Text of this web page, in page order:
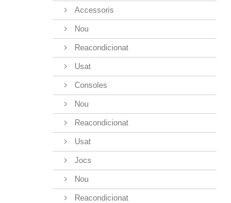
Accessoris
Nou
Reacondicionat
Usat
Consoles
Nou
Reacondicionat
Usat
Jocs
Nou
Reacondicionat